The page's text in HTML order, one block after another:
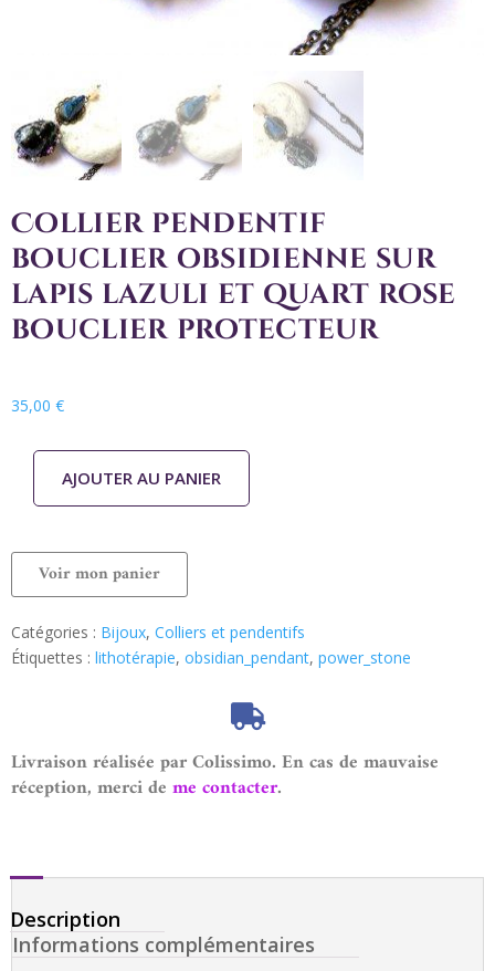
Collier pendentif
bouclier obsidienne sur
lapis lazuli et quart rose
bouclier protecteur
35,00 €
AJOUTER AU PANIER
Voir mon panier
Catégories : Bijoux, Colliers et pendentifs
Étiquettes : lithotérapie, obsidian_pendant, power_stone
Livraison réalisée par Colissimo. En cas de mauvaise
réception, merci de me contacter.
Description
Informations complémentaires